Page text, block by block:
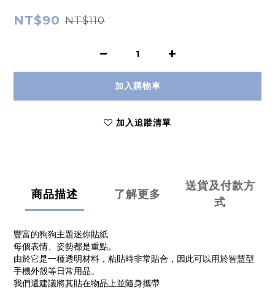
NT$90 NT$110
加入購物車
加入追蹤清單
商品描述 了解更多
送貨及付款方
式
豐富的狗狗主題迷你貼紙
每個表情、姿勢都是重點。
由於它是一種透明材料，粘貼時非常貼合，因此可以用於智慧型
手機外殼等日常用品。
我們還建議將其貼在物品上並隨身攜帶